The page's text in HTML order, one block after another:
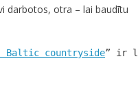
darbotos, otra – lai baudītu
Baltic countryside” ir